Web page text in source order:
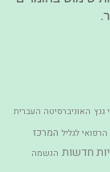
גנץ האוניברסיטה העברית
לגליל המרכז
חדשות הנשמה